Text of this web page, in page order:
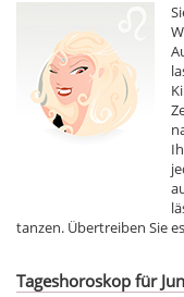
tanzen. Übertreiben Sie
Tageshoroskop für